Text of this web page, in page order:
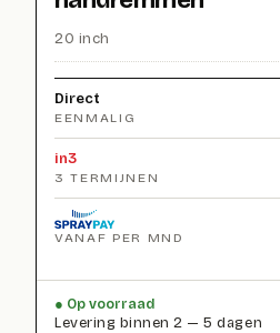
20 inch
Direct
EENMALIG
in3
3 TERMIJNEN
VANAF PER MND
Op voorraad
Levering binnen 2 — 5 dagen